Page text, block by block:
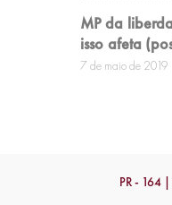
MP da
isso afeta
7 de maio de 2019
PR - 164